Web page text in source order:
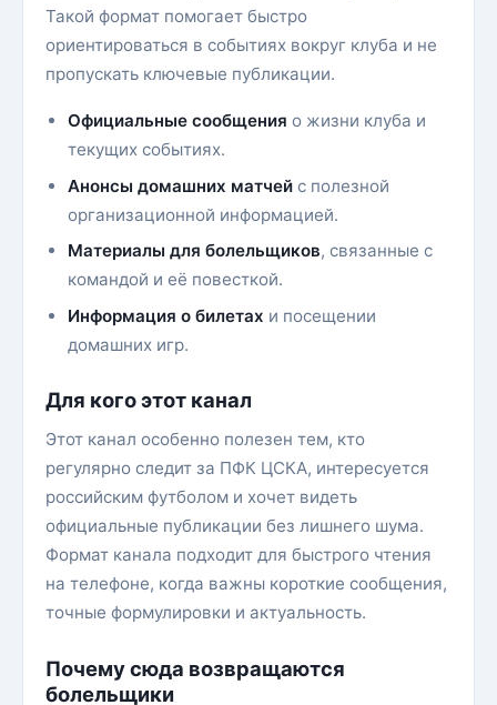
Такой формат помогает быстро
ориентироваться в событиях вокруг клуба и не
пропускать ключевые публикации.
Официальные сообщения о жизни клуба и
текущих событиях.
Анонсы домашних матчей с полезной
организационной информацией.
Материалы для болельщиков, связанные с
командой и её повесткой.
Информация о билетах и посещении
домашних игр.
Для кого этот канал
Этот канал особенно полезен тем, кто
регулярно следит за ПФК ЦСКА, интересуется
российским футболом и хочет видеть
официальные публикации без лишнего шума.
Формат канала подходит для быстрого чтения
на телефоне, когда важны короткие сообщения,
точные формулировки и актуальность.
Почему сюда возвращаются
болельщики